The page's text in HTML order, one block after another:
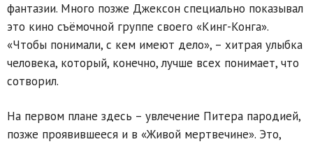
фантазии. Много позже Джексон специально показывал
это кино съёмочной группе своего «Кинг-Конга».
«Чтобы понимали, с кем имеют дело», – хитрая улыбка
человека, который, конечно, лучше всех понимает, что
сотворил.
На первом плане здесь – увлечение Питера пародией,
позже проявившееся и в «Живой мертвечине». Это,